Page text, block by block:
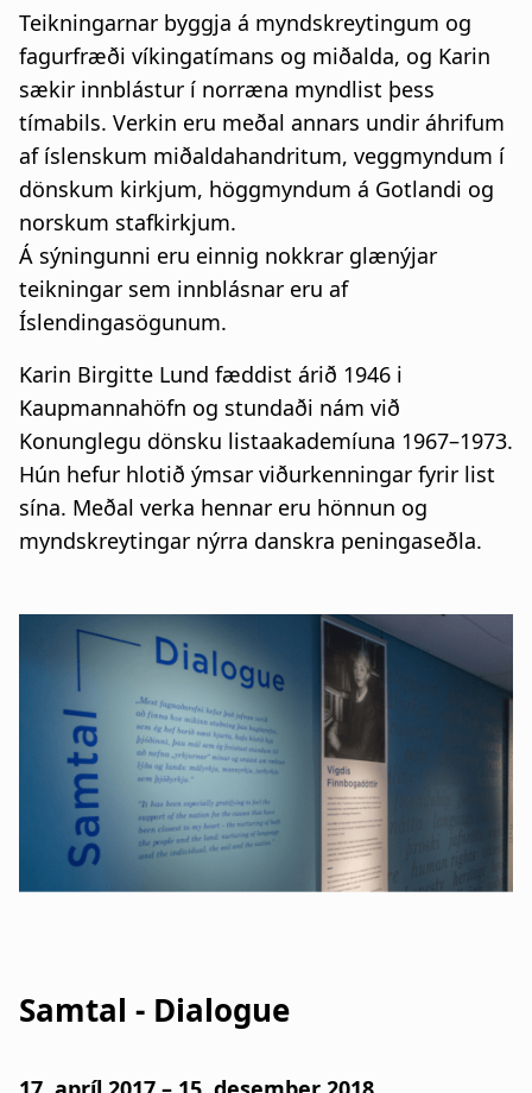
Teikningarnar byggja á myndskreytingum og
fagurfræði víkingatímans og miðalda, og Karin
sækir innblástur í norræna myndlist þess
tímabils. Verkin eru meðal annars undir áhrifum
af íslenskum miðaldahandritum, veggmyndum í
dönskum kirkjum, höggmyndum á Gotlandi og
norskum stafkirkjum.
Á sýningunni eru einnig nokkrar glænýjar
teikningar sem innblásnar eru af
Íslendingasögunum.
Karin Birgitte Lund fæddist árið 1946 i
Kaupmannahöfn og stundaði nám við
Konunglegu dönsku listaakademíuna 1967–1973.
Hún hefur hlotið ýmsar viðurkenningar fyrir list
sína. Meðal verka hennar eru hönnun og
myndskreytingar nýrra danskra peningaseðla.
Samtal - Dialogue